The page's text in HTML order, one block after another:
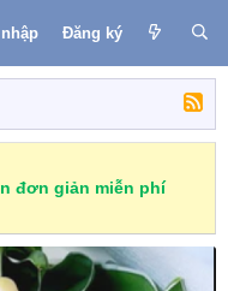
Đăng ký
đơn giản miễn phí